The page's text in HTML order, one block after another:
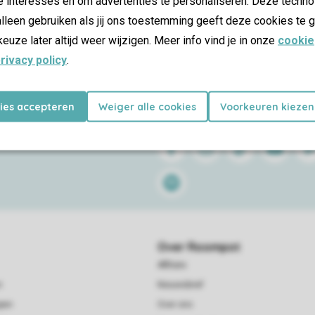
gebruiken als jij ons toestemming geeft deze cookies te
later altijd weer wijzigen. Meer info vind je in onze cookie
policy.
accepteren Weiger alle cookies Voorkeuren kiezen
Follow Us
Spotify
Over Roompot